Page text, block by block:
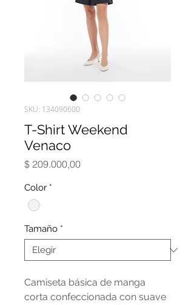
SKU: 134090600
T-Shirt Weekend
Venaco
$ 209.000,00Precio
Color *
Tamaño *
Camiseta básica de manga
corta confeccionada con suave